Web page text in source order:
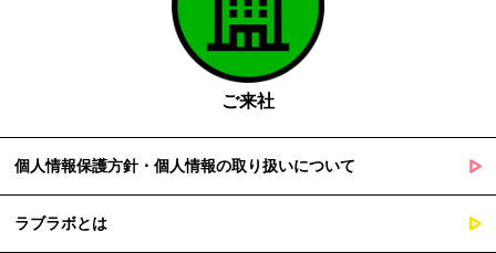
ご来社
個人情報保護方針・個人情報の取り扱いについて
ラブラボとは